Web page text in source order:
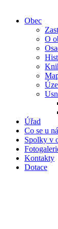
Obec
O
Úřad
Co se u
Spolky v
Kontakty
Dotace